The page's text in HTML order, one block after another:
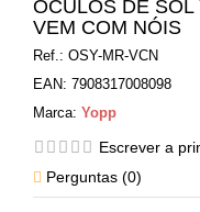
ÓCULOS DE
VEM COM NÓIS
Ref.: OSY-MR-VCN
EAN: 7908317008098
Marca: Yopp
Escrever a
Perguntas (0)